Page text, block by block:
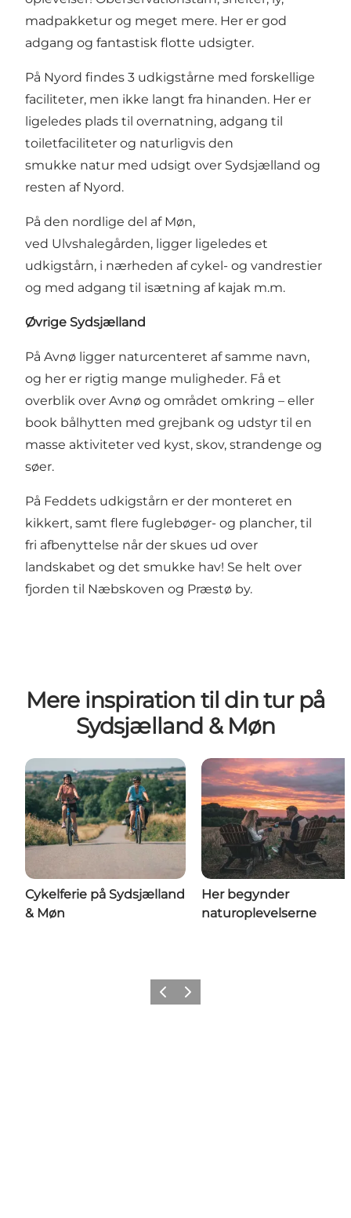
madpakketur og meget mere. Her er god
adgang og fantastisk flotte udsigter.
På Nyord findes 3 udkigstårne med forskellige
faciliteter, men ikke langt fra hinanden. Her er
ligeledes plads til overnatning, adgang til
toiletfaciliteter og naturligvis den
smukke natur med udsigt over Sydsjælland og
resten af Nyord.
På den nordlige del af Møn,
ved Ulvshalegården, ligger ligeledes et
udkigstårn, i nærheden af cykel- og vandrestier
og med adgang til isætning af kajak m.m.
Øvrige Sydsjælland
På Avnø ligger naturcenteret af samme navn,
og her er rigtig mange muligheder. Få et
overblik over Avnø og området omkring – eller
book bålhytten med grejbank og udstyr til en
masse aktiviteter ved kyst, skov, strandenge og
søer.
På Feddets udkigstårn er der monteret en
kikkert, samt flere fuglebøger- og plancher, til
fri afbenyttelse når der skues ud over
landskabet og det smukke hav! Se helt over
fjorden til Næbskoven og Præstø by.
Mere inspiration til din tur på
Sydsjælland & Møn
Cykelferie på Sydsjælland
& Møn
Her begynder
naturoplevelserne
ForrigeNæste